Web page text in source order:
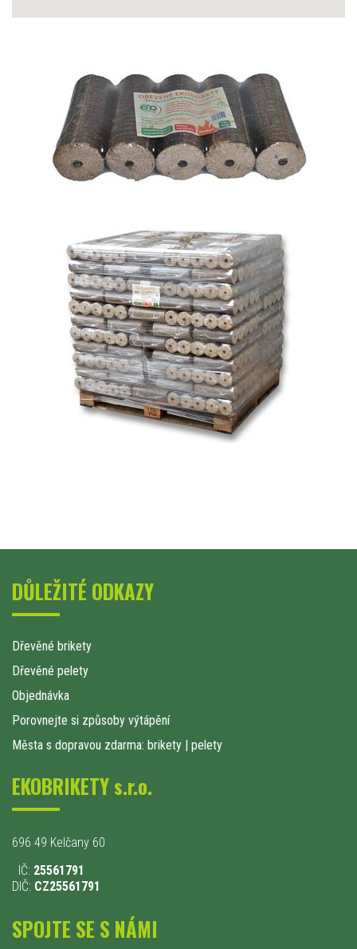
DŮLEŽITÉ ODKAZY
Dřevěné brikety
Dřevěné pelety
Objednávka
Porovnejte si způsoby výtápění
Města s dopravou zdarma: brikety | pelety
EKOBRIKETY s.r.o.
696 49 Kelčany 60
IČ: 25561791
DIČ: CZ25561791
SPOJTE SE S NÁMI